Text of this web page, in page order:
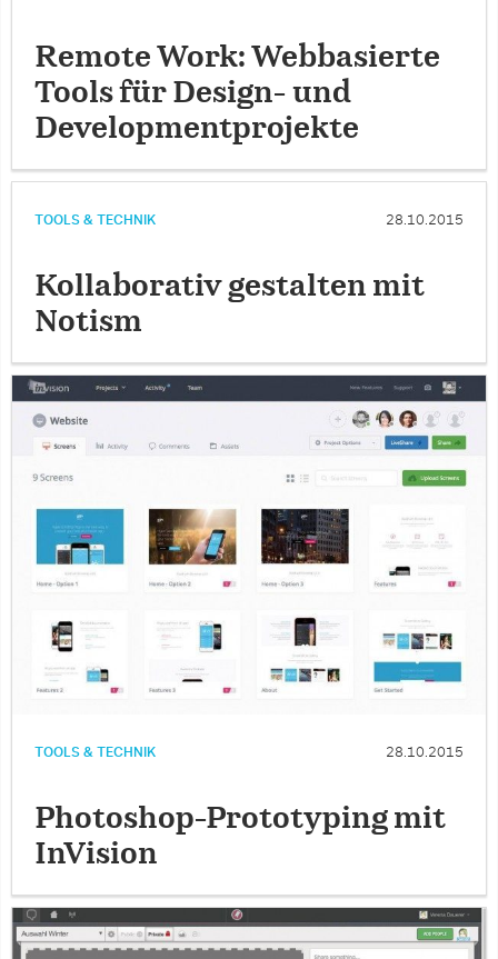
Remote Work: Webbasierte
Tools für Design- und
Developmentprojekte
TOOLS & TECHNIK 28.10.2015
Kollaborativ gestalten mit
Notism
TOOLS & TECHNIK 28.10.2015
Photoshop-Prototyping mit
InVision